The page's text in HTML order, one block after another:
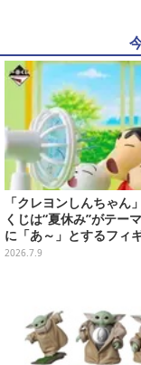
「クレヨンしんちゃん
くじは“夏休み”がテー
に「あ～」とするフィ
ロのボウル皿など夏全
2026.7.9